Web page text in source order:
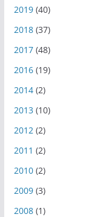
2019(40)
2018(37)
2017(48)
2016(19)
2014(2)
2013 (10)
2012(2)
2011 (2)
2010(2)
2009(3)
2008(1)